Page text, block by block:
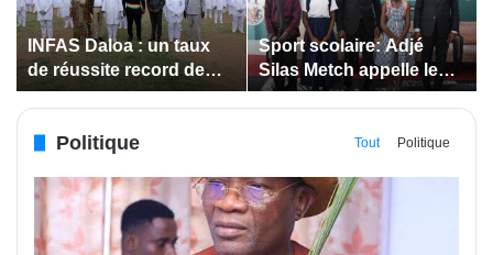
Bodokro : 30 élèves
célébrés à la Journée de
l’Excellence du Lycée
Insertion des jeunes: La
Côte d’Ivoire renforce le
suivi des conventions
Politique Tout Politique